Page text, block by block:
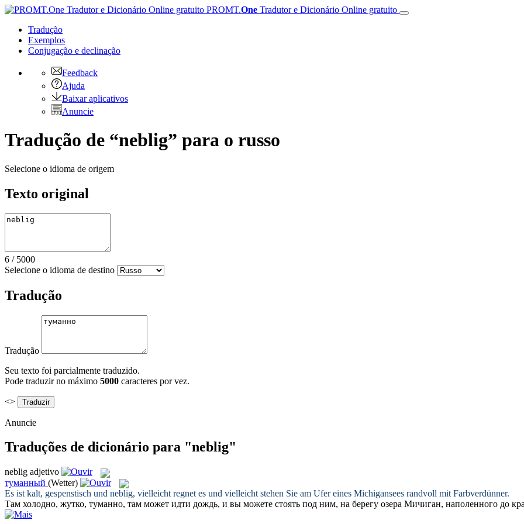
PROMT.One Tradutor e Dicionário Online gratuito
Tradução
Exemplos
Conjugação e declinação
Feedback
Ajuda
Baixar aplicativos
Anuncie
Tradução de “neblig” para o russo
Selecione o idioma de origem
Texto original
6 / 5000
Selecione o idioma de destino
Tradução
Tradução
Seu texto foi parcialmente traduzido.
Pode traduzir no máximo 5000 caracteres por vez.
<>
Anuncie
Traduções de dicionário para "neblig"
neblig adjetivo
туманный (Wetter)
Es ist kalt, gespenstisch und neblig, vielleicht regnet es und vielleicht stehen Sie am Ufer eines Michigansees randvoll mit Farbverdünner.
Там холодно, жутко, туманно, там может идти дождь, и вы можете стоять под ним, на берегу озера Мичиган, наполенного до